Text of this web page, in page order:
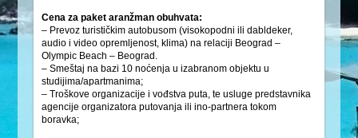
Cena za paket aranžman obuhvata:
– Prevoz turističkim autobusom (visokopodni ili dabldeker,
audio i video opremljenost, klima) na relaciji Beograd –
Olympic Beach – Beograd.
– Smeštaj na bazi 10 noćenja u izabranom objektu u
studijima/apartmanima;
– Troškove organizacije i vođstva puta, te usluge predstavnika
agencije organizatora putovanja ili ino-partnera tokom
boravka;